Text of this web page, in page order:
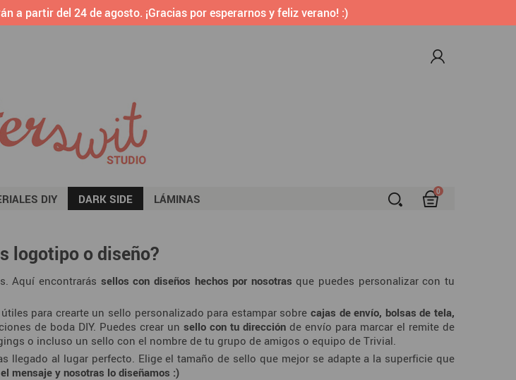
a partir del 24 de agosto. ¡Gracias por esperarnos y feliz verano! :)
DIY DARK SIDE LÁMINAS
0
logotipo o diseño?
Aquí encontrarás sellos con diseños hechos por nosotras que puedes personalizar con tu
para crearte un sello personalizado para estampar sobre cajas de envío, bolsas de tela,
de boda DIY. Puedes crear un sello con tu dirección de envío para marcar el remite de
o incluso un sello con el nombre de tu grupo de amigos o equipo de Trivial.
llegado al lugar perfecto. Elige el tamaño de sello que mejor se adapte a la superficie que
mensaje y nosotras lo diseñamos :)